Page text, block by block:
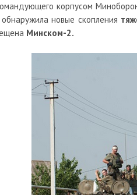
корпусом
обнаружила новые скопления
Минском-2.